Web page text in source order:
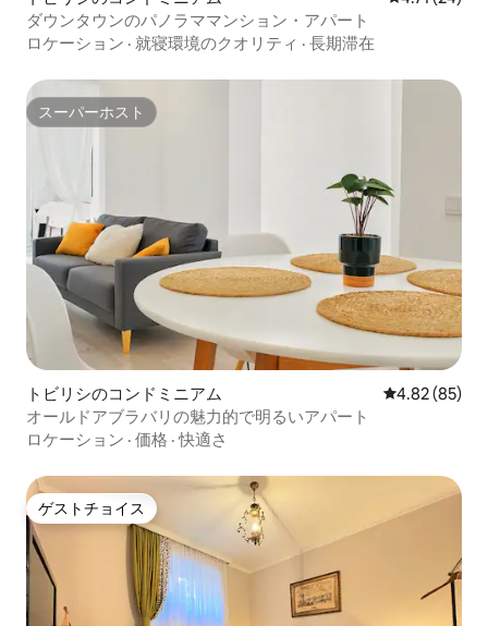
ダウンタウンのパノラママンション・アパート
ロケーション · 就寝環境のクオリティ · 長期滞在
スーパーホスト
スーパーホスト
トビリシのコンドミニアム レビュー85
4.82 (85)
オールドアブラバリの魅力的で明るいアパート
ロケーション · 価格 ·快適さ
ゲストチョイス
ゲストチョイス